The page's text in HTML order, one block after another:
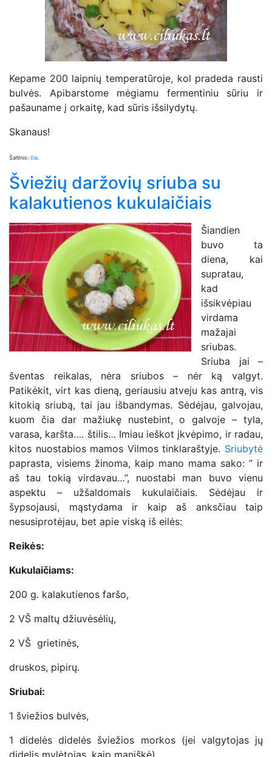
Kepame 200 laipnių temperatūroje, kol pradeda rausti
bulvės. Apibarstome mėgiamu fermentiniu sūriu ir
pašauname į orkaitę, kad sūris išsilydytų.
Skanaus!
Šaltinis: čia
Šviežių daržovių sriuba su
kalakutienos kukulaičiais
Šiandien
buvo ta
diena, kai
supratau,
kad
išsikvėpiau
virdama
mažajai
sriubas.
Sriuba jai –
šventas reikalas, nėra sriubos – nėr ką valgyt.
Patikėkit, virt kas dieną, geriausiu atveju kas antrą, vis
kitokią sriubą, tai jau išbandymas. Sėdėjau, galvojau,
kuom čia dar mažiukę nustebint, o galvoje – tyla,
varasa, karšta…. štilis… Imiau ieškot įkvėpimo, ir radau,
kitos nuostabios mamos Vilmos tinklaraštyje. Sriubytė
paprasta, visiems žinoma, kaip mano mama sako: ” ir
aš tau tokią virdavau…”, nuostabi man buvo vienu
aspektu – užšaldomais kukulaičiais. Sėdėjau ir
šypsojausi, mąstydama ir kaip aš anksčiau taip
nesusiprotėjau, bet apie viską iš eilės:
Reikės:
Kukulaičiams:
200 g. kalakutienos faršo,
2 VŠ maltų džiuvėsėlių,
2 VŠ grietinės,
druskos, pipirų.
Sriubai:
1 šviežios bulvės,
1 didelės didelės šviežios morkos (jei valgytojas jų
didelis mylėtojas, kaip maniškė),